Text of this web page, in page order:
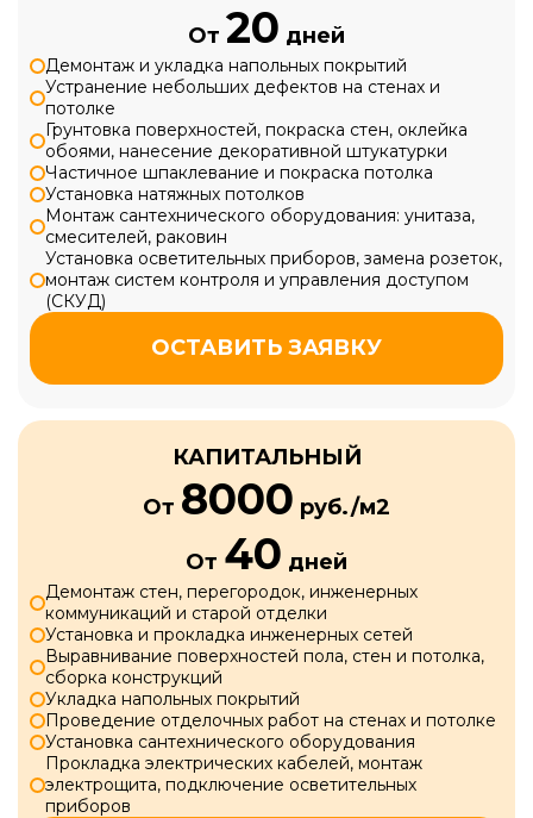
От 20 дней
Демонтаж и укладка напольных покрытий
Устранение небольших дефектов на стенах и
потолке
Грунтовка поверхностей, покраска стен, оклейка
обоями, нанесение декоративной штукатурки
Частичное шпаклевание и покраска потолка
Установка натяжных потолков
Монтаж сантехнического оборудования: унитаза,
смесителей, раковин
Установка осветительных приборов, замена розеток,
монтаж систем контроля и управления доступом
(СКУД)
ОСТАВИТЬ ЗАЯВКУ
КАПИТАЛЬНЫЙ
От 8000 руб./м2
От 40 дней
Демонтаж стен, перегородок, инженерных
коммуникаций и старой отделки
Установка и прокладка инженерных сетей
Выравнивание поверхностей пола, стен и потолка,
сборка конструкций
Укладка напольных покрытий
Проведение отделочных работ на стенах и потолке
Установка сантехнического оборудования
Прокладка электрических кабелей, монтаж
электрощита, подключение осветительных
приборов